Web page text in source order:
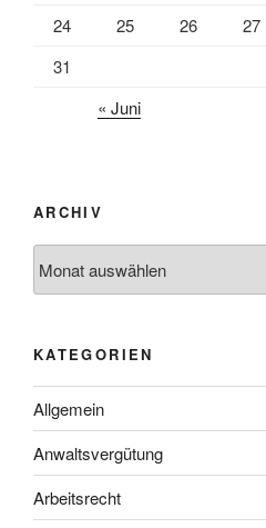
24
25 26 27
31
« Juni
ARCHIV
KATEGORIEN
Allgemein
Anwaltsvergütung
Arbeitsrecht